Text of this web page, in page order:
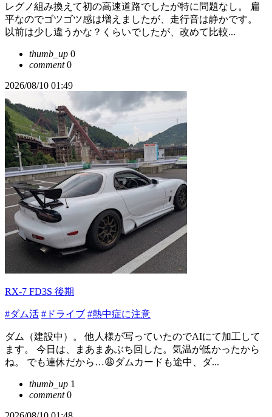
レグノ組み換えて初の高速道路でしたが特に問題なし。 扁
平なのでゴツゴツ感は増えましたが、走行音は静かです。
以前は少し違うかな？くらいでしたが、改めて比較...
thumb_up 0
comment0
2026/08/10 01:49
RX-7 FD3S 後期
#ダム活 #ドライブ #熱中症に注意
ダム（建設中）。 他人様が写っていたのでAIにて加工して
ます。 今日は、まあまあぶち回した。気温が低かったから
ね。 でも連休だから…😩ダムカードも途中、ダ...
thumb_up 1
comment0